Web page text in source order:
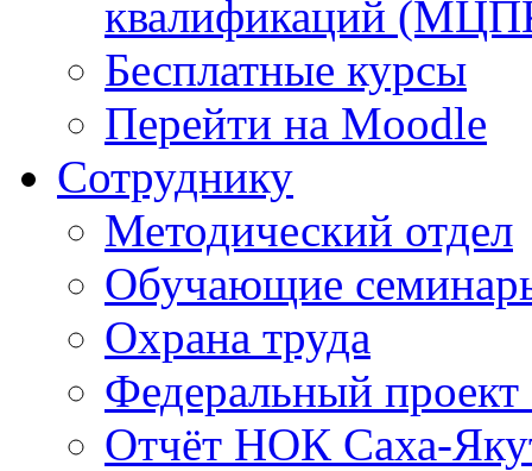
квалификаций
Бесплатные курсы
Перейти на Moodle
Сотруднику
Методический отдел
Обучающие
Охрана труда
Федеральный
Отчёт НОК Саха-